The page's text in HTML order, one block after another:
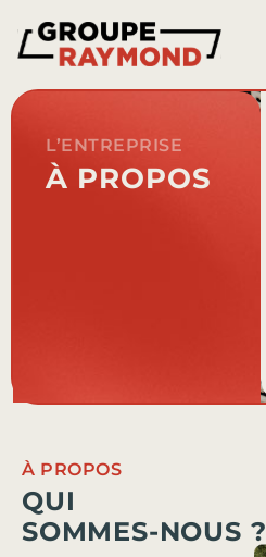
L’ENTREPRISE
À PROPOS
À PROPOS
QUI
SOMMES-NOUS ?